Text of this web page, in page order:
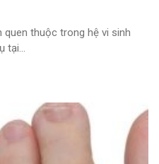
quen thuộc trong hệ vi sinh
tại...